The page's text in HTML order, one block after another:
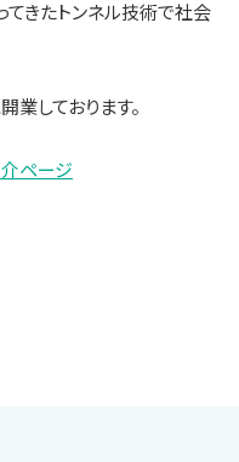
きたトンネル技術で社会
業しております。
ページ